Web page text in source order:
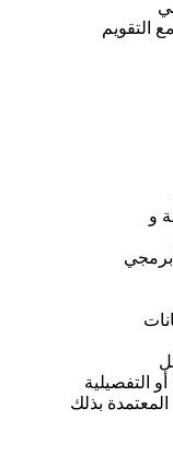
التقويم
و
برمجي
التفصيلية